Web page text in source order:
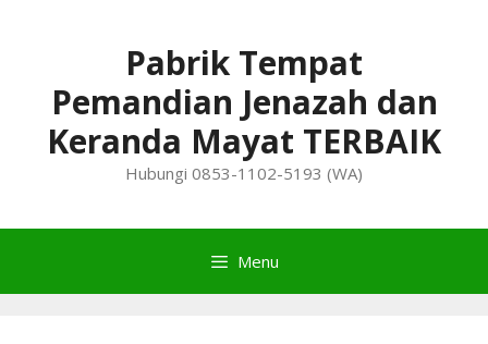
Pabrik Tempat
Pemandian Jenazah dan
Keranda Mayat TERBAIK
Hubungi 0853-1102-5193 (WA)
Menu